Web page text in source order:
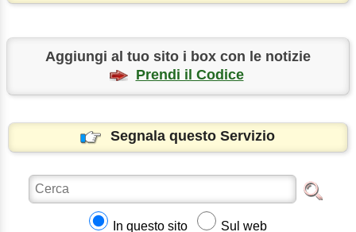
Aggiungi al tuo sito i box con le notizie
Prendi il Codice
Segnala questo Servizio
In questo sito Sul web